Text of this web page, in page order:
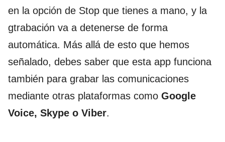
en la opción de Stop que tienes a mano, y la
gtrabación va a detenerse de forma
automática. Más allá de esto que hemos
señalado, debes saber que esta app funciona
también para grabar las comunicaciones
mediante otras plataformas como Google
Voice, Skype o Viber.